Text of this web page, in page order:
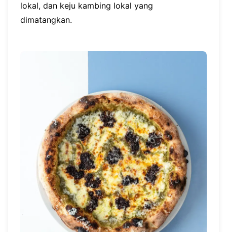
lokal, dan keju kambing lokal yang
dimatangkan.